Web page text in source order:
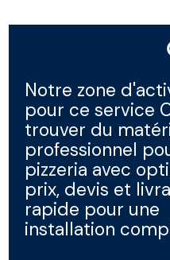
Notre zone
pour ce service
trouver du
professionnel
pizzeria avec
prix, devis et
rapide pour une
installation